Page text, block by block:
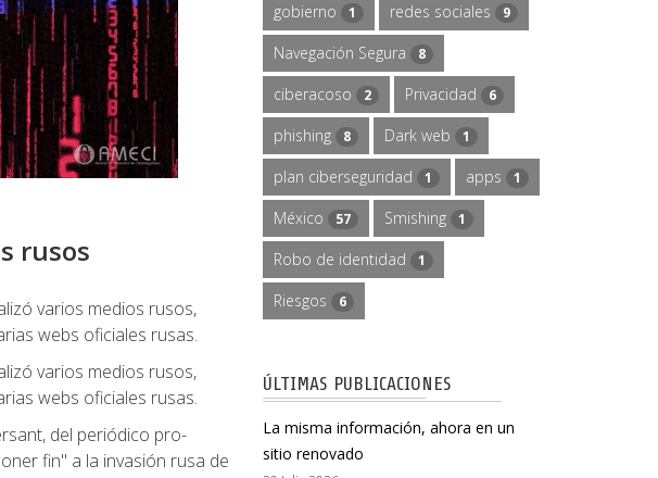
rusos
varios medios rusos,
webs oficiales rusas.
varios medios rusos,
webs oficiales rusas.
del periódico pro-
fin" a la invasión rusa de
gobierno 1 redes sociales 9
Navegación Segura 8
ciberacoso 2 Privacidad 6
phishing 8 Dark web 1
plan ciberseguridad 1 apps 1
México 57 Smishing 1
Robo de identidad 1
Riesgos 6
ÚLTIMAS PUBLICACIONES
La misma información, ahora en un
sitio renovado